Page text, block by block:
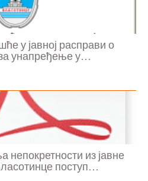
у јавној расправи о
унапређење у...
непокретности из јавне
поступ...